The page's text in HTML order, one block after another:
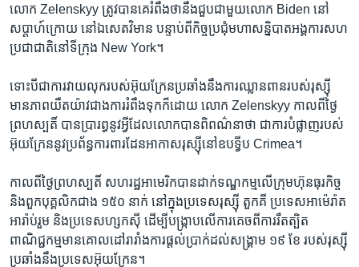
លោក Zelenskyy ​ត្រូវ​បាន​គេរំពឹង​ថា​នឹង​ជួប​ជាមួយ​លោក Biden​ នៅ​
សប្តាហ៍​ក្រោយ​ នៅ​ឯ​សេតវិមាន​ បន្ទាប់ពី​កិច្ចប្រជុំ​មហា​សន្និបាត​អង្គការ​សហ​
ប្រជាជាតិ​នៅ​ទីក្រុង New York។
ទោះបីជា​ការ​វាយលុក​របស់​អ៊ុយក្រែន​ប្រឆាំង​នឹង​ការឈ្លានពាន​របស់​រុស្ស៊ី​
មាន​ភាព​យឺតយ៉ាវ​ជាង​ការ​រំពឹងទុក​ក៏ដោយ ​លោក Zelenskyy​ កាលពី​ថ្ងៃ
ព្រហស្បតិ៍​ បាន​ប្រារព្ធ​នូវ​អ្វី​ដែល​លោក​បាន​ពិពណ៌នា​ថា​ ជា​ការបំផ្លាញ​របស់​
អ៊ុយក្រែន​នូវ​ប្រព័ន្ធ​ការពារ​ដែន​អាកាស​រុស្ស៊ី​នៅ​ឧបទ្វីប ​Crimea។
កាល​ពី​ថ្ងៃ​ព្រហស្បតិ៍ ​សហរដ្ឋ​អាមេរិកបាន​ដាក់​ទណ្ឌកម្ម​លើ​ក្រុមហ៊ុនធុរកិច្ច​
និង​ពួកបុគ្គលិក​ជាង​ ១៥០​ នាក់​ នៅ​ក្នុងប្រទេស​រុស្ស៊ី តួកគី ​ប្រទេស​អាម៉េរ៉ាត​
អារ៉ាប់រួម​ និង​ប្រទេស​ហ្សកស៊ី ដើម្បីបង្ក្រាប​លើ​ការ​គេច​ពីការ​រឹតត្បិត​
ពាណិជ្ជកម្ម​មាន​គោលដៅ​រារាំងការផ្តល់ប្រាក់ដល់​សង្គ្រាម ​១៩ ​ខែ​ របស់​រុស្ស៊ី
ប្រឆាំង​នឹង​ប្រទេស​អ៊ុយក្រែន។